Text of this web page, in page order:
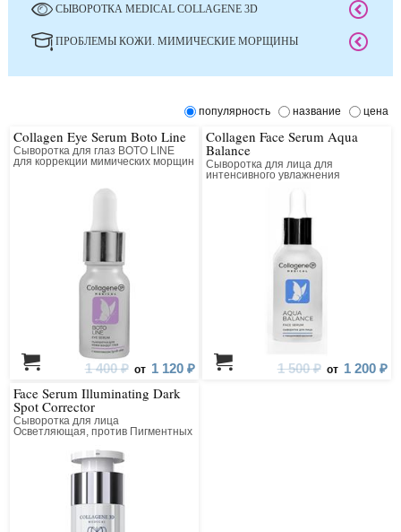
СЫВОРОТКА MEDICAL COLLAGENE 3D
ПРОБЛЕМЫ КОЖИ. МИМИЧЕСКИЕ МОРЩИНЫ
популярность название цена
Collagen Eye Serum Boto Line
Сыворотка для глаз BOTO LINE
для коррекции мимических морщин
1 400 ₽ от 1 120 ₽
Collagen Face Serum Aqua
Balance
Сыворотка для лица для
интенсивного увлажнения
1 500 ₽ от 1 200 ₽
Face Serum Illuminating Dark
Spot Corrector
Сыворотка для лица
Осветляющая, против Пигментных